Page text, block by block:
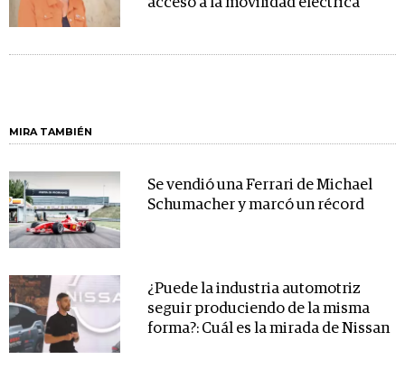
MIRA TAMBIÉN
Se vendió una Ferrari de Michael
Schumacher y marcó un récord
¿Puede la industria automotriz
seguir produciendo de la misma
forma?: Cuál es la mirada de Nissan